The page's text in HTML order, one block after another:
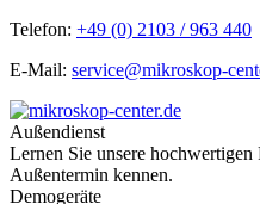
Telefon: +49 (0) 2103 / 963 440
E-Mail: service@mikroskop-
Außendienst
Lernen Sie unsere
Außentermin kennen.
Demogeräte